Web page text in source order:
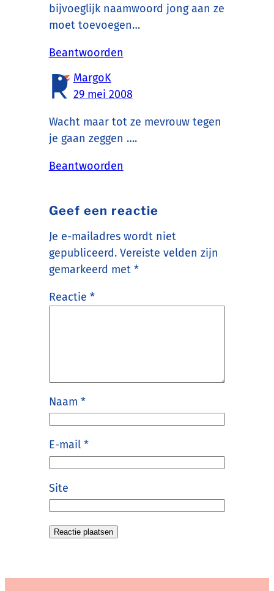
bijvoeglijk naamwoord jong aan ze
moet toevoegen…
Beantwoorden
MargoK
29 mei 2008
Wacht maar tot ze mevrouw tegen
je gaan zeggen ….
Beantwoorden
Geef een reactie
Je e-mailadres wordt niet
gepubliceerd. Vereiste velden zijn
gemarkeerd met *
Reactie *
Naam *
E-mail *
Site